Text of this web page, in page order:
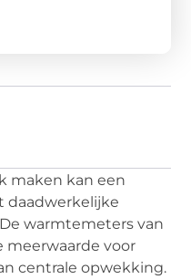
maken kan een
daadwerkelijke
warmtemeters van
meerwaarde voor
centrale opwekking.